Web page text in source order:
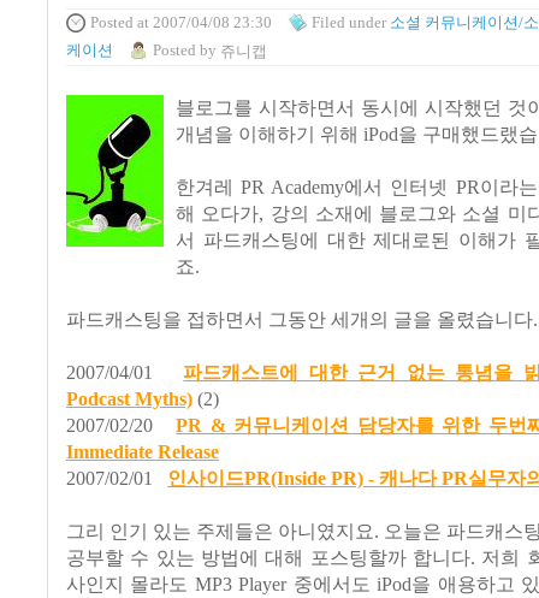
Posted at 2007/04/08 23:30 Filed under 소셜 커뮤니케이션/
케이션
Posted by 쥬니캡
블로그를 시작하면서 동시에 시작했던 것
개념을 이해하기 위해 iPod을 구매했드랬
한겨레 PR Academy에서 인터넷 PR이라
해 오다가, 강의 소재에 블로그와 소셜 미
서 파드캐스팅에 대한 제대로된 이해가
죠.
파드캐스팅을 접하면서 그동안 세개의 글을 올렸습니다.
2007/04/01파드캐스트에 대한 근거 없는 통념을
Podcast Myths) (2)
2007/02/20
PR & 커뮤니케이션 담당자를 위한 두번
Immediate Release
2007/02/01
인사이드PR(Inside PR) - 캐나다 PR실무자
그리 인기 있는 주제들은 아니였지요. 오늘은 파드캐스
공부할 수 있는 방법에 대해 포스팅할까 합니다. 저희
사인지 몰라도 MP3 Player 중에서도 iPod을 애용하고